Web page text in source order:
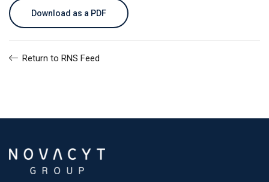
Download as a PDF
Return to RNS Feed